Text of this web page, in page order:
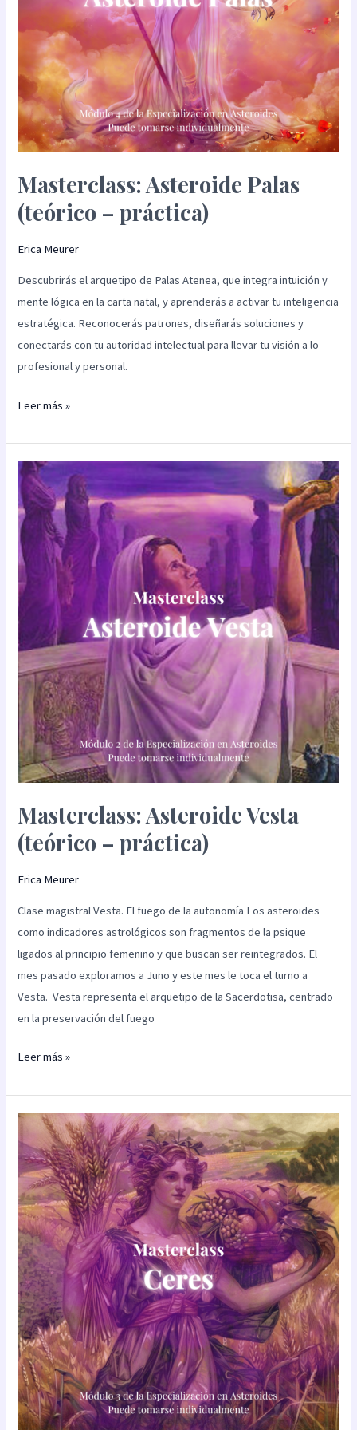
Masterclass: Asteroide Palas
(teórico – práctica)
Erica Meurer
Descubrirás el arquetipo de Palas Atenea, que integra intuición y
mente lógica en la carta natal, y aprenderás a activar tu inteligencia
estratégica. Reconocerás patrones, diseñarás soluciones y
conectarás con tu autoridad intelectual para llevar tu visión a lo
profesional y personal.
Leer más »
Masterclass: Asteroide Vesta
(teórico – práctica)
Erica Meurer
Clase magistral Vesta. El fuego de la autonomía Los asteroides
como indicadores astrológicos son fragmentos de la psique
ligados al principio femenino y que buscan ser reintegrados. El
mes pasado exploramos a Juno y este mes le toca el turno a
Vesta. Vesta representa el arquetipo de la Sacerdotisa, centrado
en la preservación del fuego
Masterclass:
Asteroide
Vesta
(teórico
–
práctica)
Leer más »
Masterclass:
Asteroide
Ceres
(teórico
–
práctica)